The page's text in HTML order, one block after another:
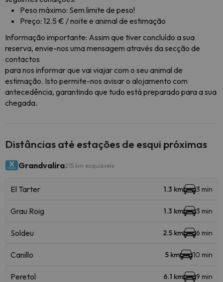
Peso máximo: Sem limite de peso!
Preço: 12.5 € / noite e animal de estimação
Informação importante: Assim que tiver concluído a sua
reserva, envie-nos uma mensagem através da secção de
contactos
para nos informar que vai viajar com o seu animal de
estimação. Isto permite-nos avisar o alojamento com
antecedência, garantindo que tudo está preparado para a sua
chegada.
Distâncias até estações de esqui próximas
Grandvalira215 km esquiáveis
El Tarter 1.3 km 3 min
Grau Roig 1.3 km 3 min
Soldeu 2.5 km 6 min
Canillo 5 km 10 min
Peretol 6.1 km 9 min